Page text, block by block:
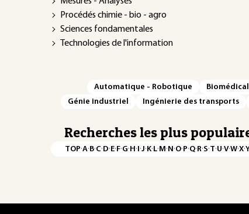
Procédés chimie - bio - agro
Sciences fondamentales
Technologies de l'information
Automatique - Robotique
Génie industriel
Ingénierie des transports
Recherches les plus
TOP·A·B·C·D·E·F·G·H·I·J·K·L·M·N·O·P·Q·R·S·T·U·V·W·X·